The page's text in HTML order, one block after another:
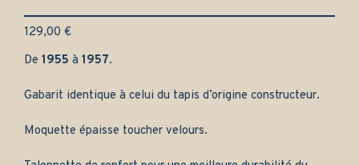
129,00 €
De 1955 à 1957.
Gabarit identique à celui du tapis d’origine constructeur.
Moquette épaisse toucher velours.